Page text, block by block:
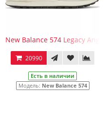
бордовые
New Balance 574 Legacy
20990
Есть в наличии
Модель: New Balance 574